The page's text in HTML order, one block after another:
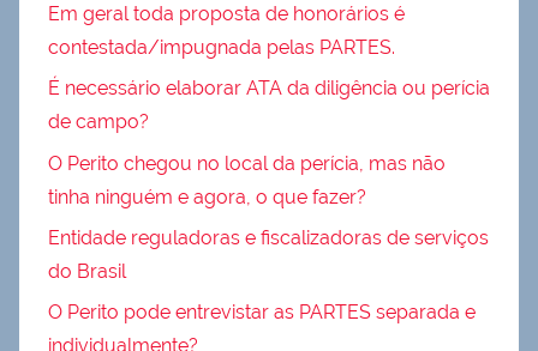
Em geral toda proposta de honorários é
contestada/impugnada pelas PARTES.
É necessário elaborar ATA da diligência ou perícia
de campo?
O Perito chegou no local da perícia, mas não
tinha ninguém e agora, o que fazer?
Entidade reguladoras e fiscalizadoras de serviços
do Brasil
O Perito pode entrevistar as PARTES separada e
individualmente?